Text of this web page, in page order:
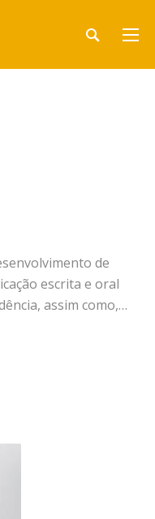
de
escrita e oral
assim como,